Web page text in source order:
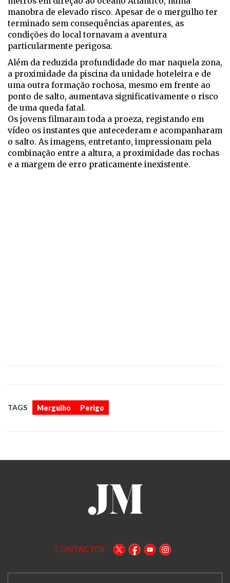
manobra de elevado risco. Apesar de o mergulho ter
terminado sem consequências aparentes, as
condições do local tornavam a aventura
particularmente perigosa.
Além da reduzida profundidade do mar naquela zona,
a proximidade da piscina da unidade hoteleira e de
uma outra formação rochosa, mesmo em frente ao
ponto de salto, aumentava significativamente o risco
de uma queda fatal.
Os jovens filmaram toda a proeza, registando em
vídeo os instantes que antecederam e acompanharam
o salto. As imagens, entretanto, impressionam pela
combinação entre a altura, a proximidade das rochas
e a margem de erro praticamente inexistente.
TAGS Mergulho Perigo
CONTACTOS